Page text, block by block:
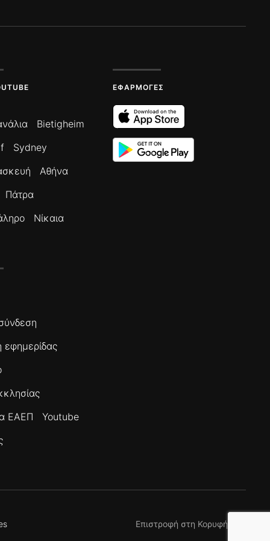
Bietigheim
Sydney
Αθήνα
Πάτρα
Νίκαια
ΕΦΑΡΜΟΓΈΣ
ΕΑΕΠ
Youtube
Επιστροφή στη Κορυφή